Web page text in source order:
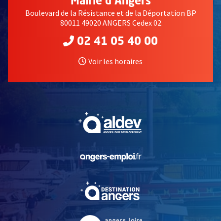
Boulevard de la Résistance et de la Déportation BP
80011 49020 ANGERS Cedex 02
02 41 05 40 00
Voir les horaires
, Ouvre une nouvelle